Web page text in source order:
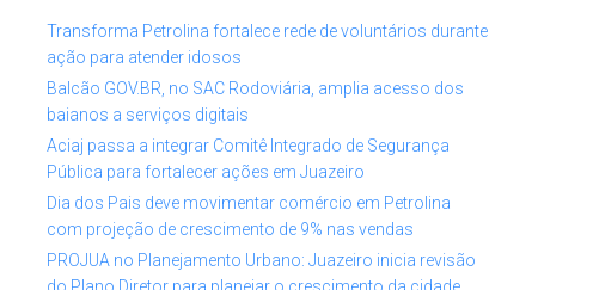
Transforma Petrolina fortalece rede de voluntários durante
ação para atender idosos
Balcão GOV.BR, no SAC Rodoviária, amplia acesso dos
baianos a serviços digitais
Aciaj passa a integrar Comitê Integrado de Segurança
Pública para fortalecer ações em Juazeiro
Dia dos Pais deve movimentar comércio em Petrolina
com projeção de crescimento de 9% nas vendas
PROJUA no Planejamento Urbano: Juazeiro inicia revisão